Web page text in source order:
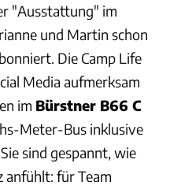
"Ausstattung" im
und Martin schon
Die Camp Life
Media aufmerksam
im Bürstner B66 C
Meter-Bus inklusive
sind gespannt, wie
anfühlt: für Team